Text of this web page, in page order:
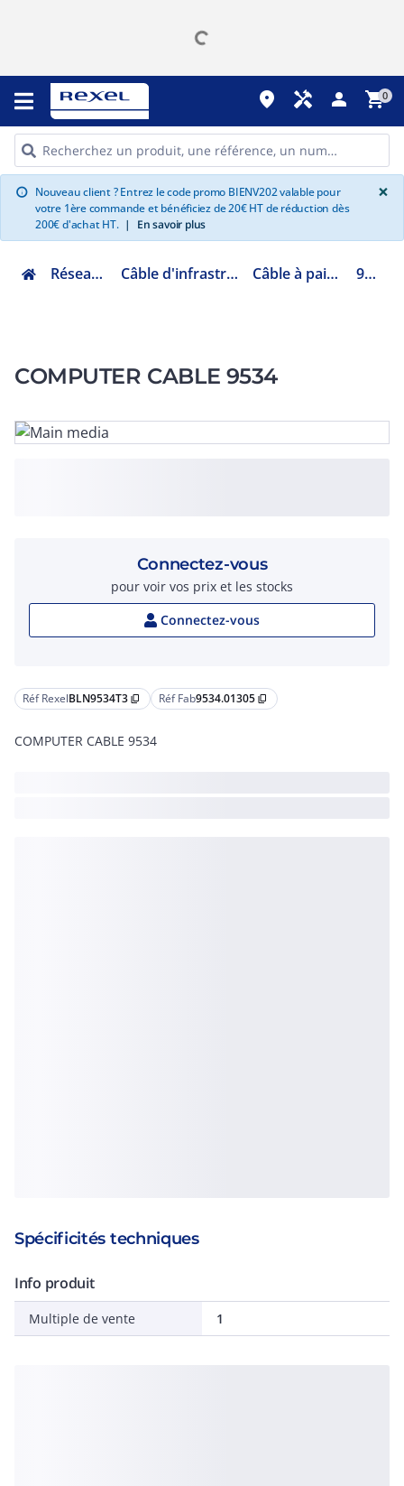
place handyman person shopping_cart0
info Nouveau client ? Entrez le code promo BIENV202 valable pour
votre 1ère commande et bénéficiez de 20€ HT de réduction dès
200€ d'achat HT. | En savoir plus
×
Réseau informatique Câble d'infrastructure LAN cuivre et fibre Câble à paire cuivre réseau LAN 9534.01305
COMPUTER CABLE 9534
Réf RexelBLN9534T3 content_copy Réf Fab9534.01305 content_copy
COMPUTER CABLE 9534
Connectez-vous
pour voir vos prix et les stocks
Connectez-vous
Spécificités techniques
Info produit
Multiple de vente 1